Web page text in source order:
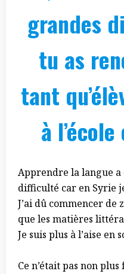
grandes
tu as
tant
à
Apprendre la langue
difficulté car en Syrie
J’ai dû commencer de
que les matières
Je suis plus à l’aise en
Ce n’était pas non